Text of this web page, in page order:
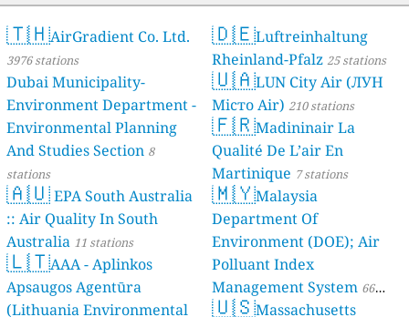
🇹🇭AirGradient Co. Ltd.
3976 stations
Dubai Municipality-
Environment Department -
Environmental Planning
And Studies Section 8
stations
🇦🇺EPA South Australia
:: Air Quality In South
Australia 11 stations
🇱🇹AAA - Aplinkos
Apsaugos Agentūra
(Lithuania Environmental
🇩🇪Luftreinhaltung
Rheinland-Pfalz 25 stations
🇺🇦LUN City Air (ЛУН
Місто Air) 210 stations
🇫🇷Madininair La
Qualité De L’air En
Martinique 7 stations
🇲🇾Malaysia
Department Of
Environment (DOE); Air
Polluant Index
Management System 66
stations
🇺🇸Massachusetts